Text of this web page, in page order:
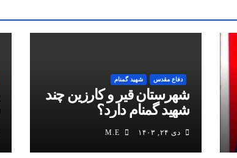
دفاع مقدس شهید گمنام
شهرستان قیر و کارزین چند
شهید گمنام دارد؟
دی ۲۴, ۱۴۰۳